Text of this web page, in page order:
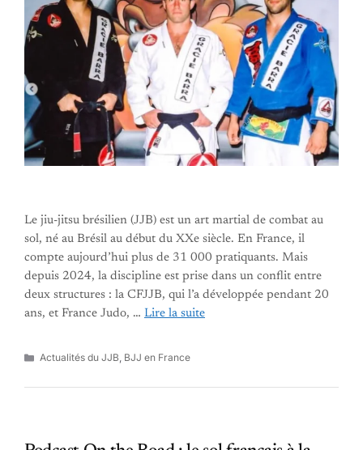
Le jiu-jitsu brésilien (JJB) est un art martial de combat au
sol, né au Brésil au début du XXe siècle. En France, il
compte aujourd’hui plus de 31 000 pratiquants. Mais
depuis 2024, la discipline est prise dans un conflit entre
deux structures : la CFJJB, qui l’a développée pendant 20
ans, et France Judo, … Lire la suite
Catégories
Actualités du JJB, BJJ en France